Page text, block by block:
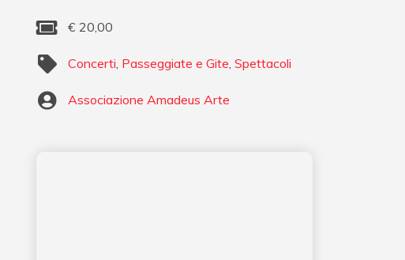
€ 20,00
Concerti, Passeggiate e Gite,Spettacoli
Associazione Amadeus Arte